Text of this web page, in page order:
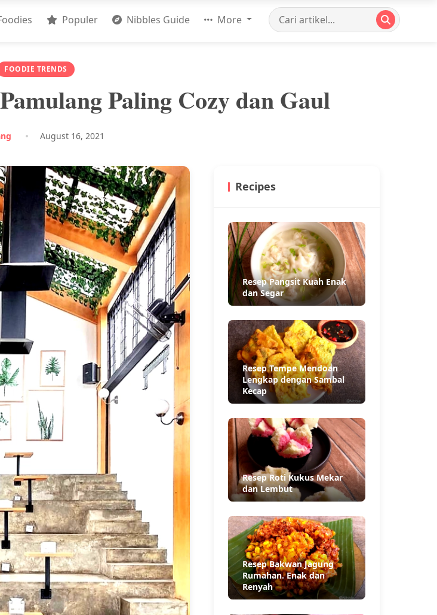
Populer Nibbles Guide More
FOODIE TRENDS
Paling Cozy dan Gaul
August 16, 2021
Recipes
Resep Pangsit Kuah Enak
dan Segar
Resep Tempe Mendoan
Lengkap dengan Sambal
Kecap
Resep Roti Kukus Mekar
dan Lembut
Resep Bakwan Jagung
Rumahan. Enak dan
Renyah